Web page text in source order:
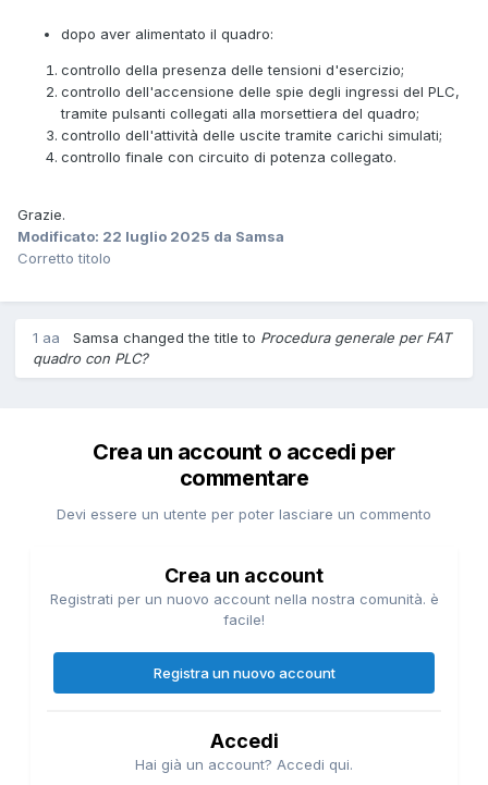
dopo aver alimentato il quadro:
controllo della presenza delle tensioni d'esercizio;
controllo dell'accensione delle spie degli ingressi del PLC,
tramite pulsanti collegati alla morsettiera del quadro;
controllo dell'attività delle uscite tramite carichi simulati;
controllo finale con circuito di potenza collegato.
Grazie.
Modificato: 22 luglio 2025 da Samsa
Corretto titolo
1 aa Samsa changed the title to Procedura generale per FAT
quadro con PLC?
Crea un account o accedi per
commentare
Devi essere un utente per poter lasciare un commento
Crea un account
Registrati per un nuovo account nella nostra comunità. è
facile!
Registra un nuovo account
Accedi
Hai già un account? Accedi qui.